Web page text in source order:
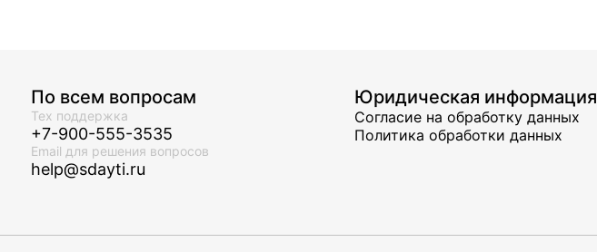
По всем вопросам
Тех поддержка
+7-900-555-3535
Email для решения вопросов
help@sdayti.ru
Юридическая информация
Согласие на обработку данных
Политика обработки данных